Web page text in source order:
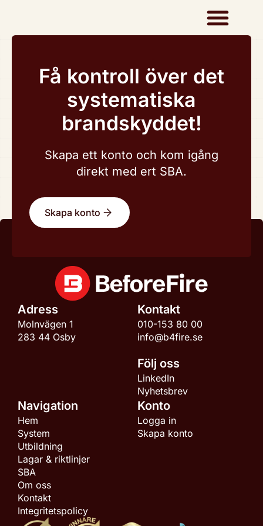
Få kontroll över det
systematiska
brandskyddet!
Skapa ett konto och kom igång
direkt med ert SBA.
Skapa konto
Adress
Molnvägen 1
283 44 Osby
Kontakt
010-153 80 00
info@b4fire.se
Följ oss
LinkedIn
Nyhetsbrev
Navigation
Hem
System
Utbildning
Lagar & riktlinjer
SBA
Om oss
Kontakt
Integritetspolicy
Konto
Logga in
Skapa konto